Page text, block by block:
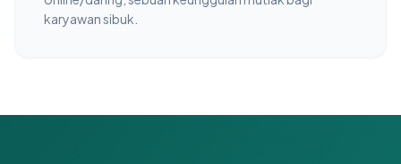
karyawan sibuk.